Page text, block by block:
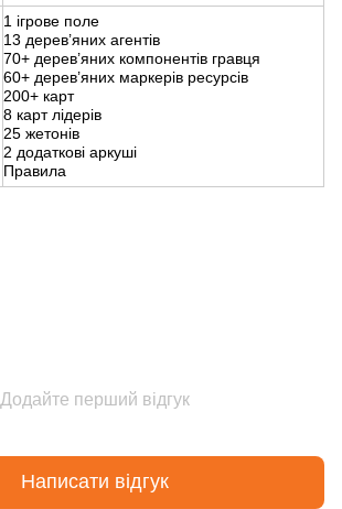
1 ігрове поле
13 дерев’яних агентів
70+ дерев’яних компонентів гравця
60+ дерев’яних маркерів ресурсів
200+ карт
8 карт лідерів
25 жетонів
2 додаткові аркуші
Правила
Додайте перший відгук
Написати відгук